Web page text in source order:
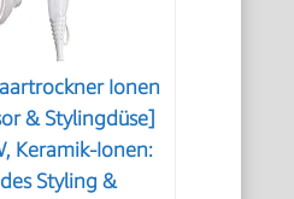
Ionen
& Stylingdüse]
Keramik-Ionen:
Styling &